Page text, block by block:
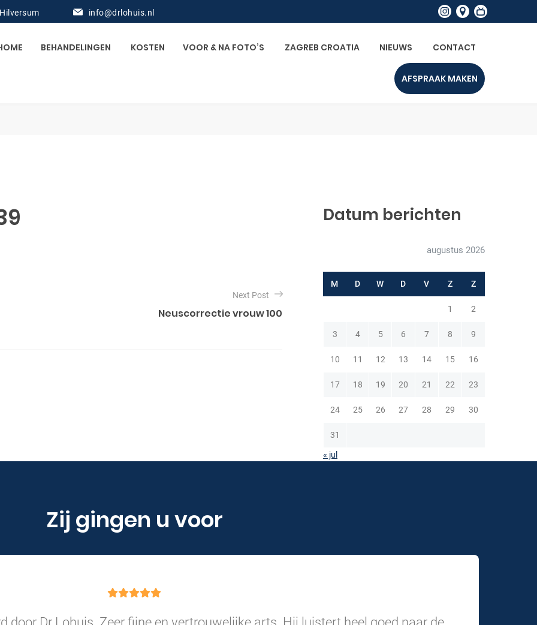
info@drlohuis.nl
BEHANDELINGEN KOSTEN VOOR & NA FOTO’S ZAGREB CROATIA NIEUWS CONTACT
AFSPRAAK MAKEN
Next Post
Neuscorrectie vrouw 100
Datum berichten
augustus 2026
M D W D V Z Z
1 2
3 4 5 6 7 8 9
10 11 12 13 14 15 16
17 18 19 20 21 22 23
24 25 26 27 28 29 30
31
« jul
Zij gingen u voor